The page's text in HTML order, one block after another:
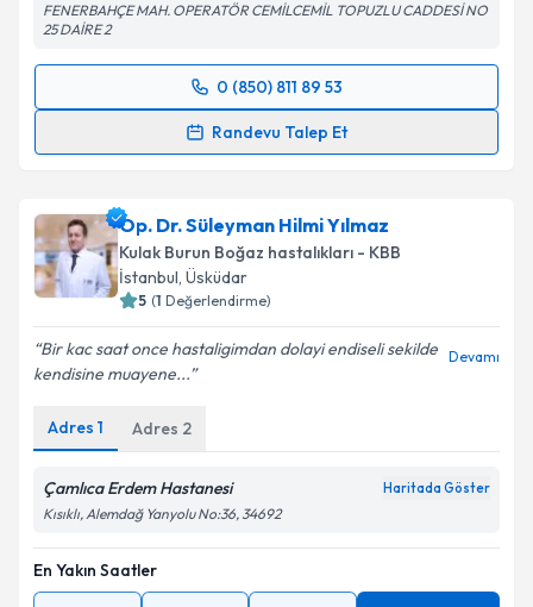
FENERBAHÇE MAH. OPERATÖR CEMİLCEMİL TOPUZLU CADDESİ NO
25 DAİRE 2
0 (850) 811 89 53
Randevu Talep Et
Randevu Takvimi Talebi
takvim hazırlandığında e-posta ile bilgilendireceğiz.
E-posta Adresiniz
Kişisel verilerimin işlenmesine ilişkin
kapsamda işlenmesini kabul ediyorum.
Takvim Talebini Gönder
Op. Dr. Süleyman Hilmi Yılmaz
Kulak Burun Boğaz hastalıkları - KBB
İstanbul, Üsküdar
5 (1 Değerlendirme)
Bir kac saat once hastaligimdan dolayi endiseli sekilde
kendisine muayene...
Devamı
Adres 1 Adres 2
Çamlıca Erdem Hastanesi Haritada Göster
Kısıklı, Alemdağ Yanyolu No:36, 34692
En Yakın Saatler